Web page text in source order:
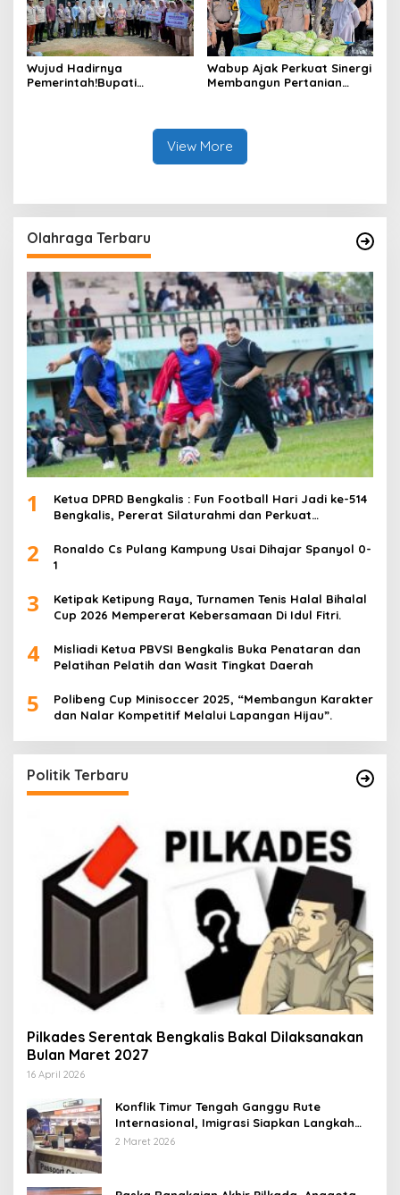
Wujud Hadirnya
Pemerintah!Bupati
Wabup Ajak Perkuat Sinergi
Membangun Pertanian
View More
Olahraga Terbaru
1
Ketua DPRD Bengkalis : Fun Football Hari Jadi ke-514
Bengkalis, Pererat Silaturahmi dan Perkuat
2
Ronaldo Cs Pulang Kampung Usai Dihajar Spanyol 0-
1
3
Ketipak Ketipung Raya, Turnamen Tenis Halal Bihalal
Cup 2026 Mempererat Kebersamaan Di Idul Fitri.
4
Misliadi Ketua PBVSI Bengkalis Buka Penataran dan
Pelatihan Pelatih dan Wasit Tingkat Daerah
5
Polibeng Cup Minisoccer 2025, “Membangun Karakter
dan Nalar Kompetitif Melalui Lapangan Hijau”.
Politik Terbaru
Pilkades Serentak Bengkalis Bakal Dilaksanakan
Bulan Maret 2027
16 April 2026
Konflik Timur Tengah Ganggu Rute
Internasional, Imigrasi Siapkan Langkah
Antisipatif
2 Maret 2026